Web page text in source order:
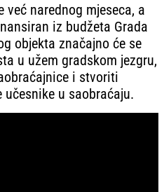
već narednog mjeseca, a
iz budžeta Grada
objekta značajno će se
u užem gradskom jezgru,
i stvoriti
u saobraćaju.